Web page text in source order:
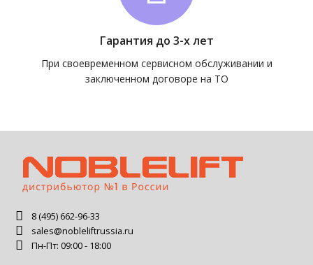
Гарантия до 3-х лет
При своевременном сервисном обслуживании и
заключенном договоре на ТО
8 (495) 662-96-33
sales@nobleliftrussia.ru
Пн-Пт: 09:00 - 18:00